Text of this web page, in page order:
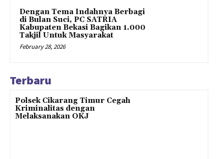
Dengan Tema Indahnya Berbagi
di Bulan Suci, PC SATRIA
Kabupaten Bekasi Bagikan 1.000
Takjil Untuk Masyarakat
February 28, 2026
Terbaru
Polsek Cikarang Timur Cegah
Kriminalitas dengan
Melaksanakan OKJ